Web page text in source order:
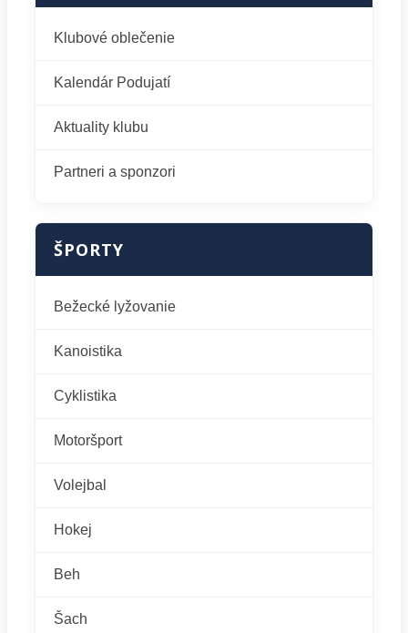
Klubové oblečenie
Kalendár Podujatí
Aktuality klubu
Partneri a sponzori
ŠPORTY
Bežecké lyžovanie
Kanoistika
Cyklistika
Motoršport
Volejbal
Hokej
Beh
Šach